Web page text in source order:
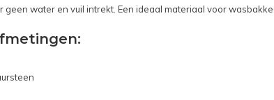
geen water en vuil intrekt. Een ideaal materiaal voor